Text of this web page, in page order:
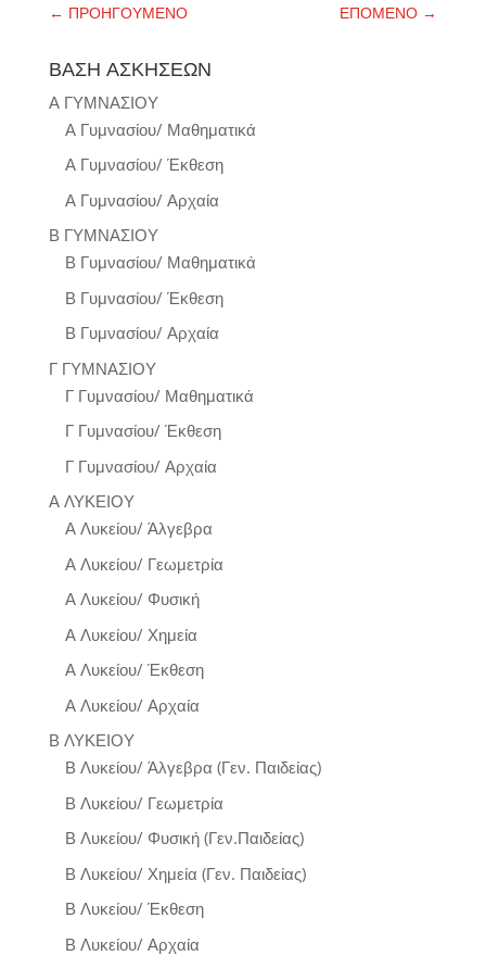
← ΠΡΟΗΓΟΥΜΕΝΟ ΕΠΟΜΕΝΟ →
ΒΑΣΗ ΑΣΚΗΣΕΩΝ
Α ΓΥΜΝΑΣΙΟΥ
Α Γυμνασίου/ Μαθηματικά
Α Γυμνασίου/ Έκθεση
Α Γυμνασίου/ Αρχαία
Β ΓΥΜΝΑΣΙΟΥ
Β Γυμνασίου/ Μαθηματικά
Β Γυμνασίου/ Έκθεση
Β Γυμνασίου/ Αρχαία
Γ ΓΥΜΝΑΣΙΟΥ
Γ Γυμνασίου/ Μαθηματικά
Γ Γυμνασίου/ Έκθεση
Γ Γυμνασίου/ Αρχαία
Α ΛΥΚΕΙΟΥ
Α Λυκείου/ Άλγεβρα
Α Λυκείου/ Γεωμετρία
Α Λυκείου/ Φυσική
Α Λυκείου/ Χημεία
Α Λυκείου/ Έκθεση
Α Λυκείου/ Αρχαία
Β ΛΥΚΕΙΟΥ
Β Λυκείου/ Άλγεβρα (Γεν. Παιδείας)
Β Λυκείου/ Γεωμετρία
Β Λυκείου/ Φυσική (Γεν.Παιδείας)
Β Λυκείου/ Χημεία (Γεν. Παιδείας)
Β Λυκείου/ Έκθεση
Β Λυκείου/ Αρχαία